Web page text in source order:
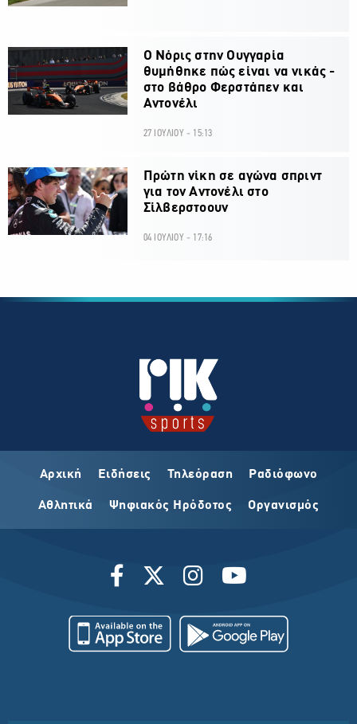
O Νόρις στην Ουγγαρία
θυμήθηκε πώς είναι να νικάς -
στο βάθρο Φερστάπεν και
Αντονέλι
27 ΙΟΥΛΙΟΥ - 15:13
Πρώτη νίκη σε αγώνα σπριντ
για τον Αντονέλι στο
Σίλβερστοουν
04 ΙΟΥΛΙΟΥ - 17:16
Αρχική Ειδήσεις Τηλεόραση Ραδιόφωνο
Αθλητικά Ψηφιακός Ηρόδοτος Οργανισμός